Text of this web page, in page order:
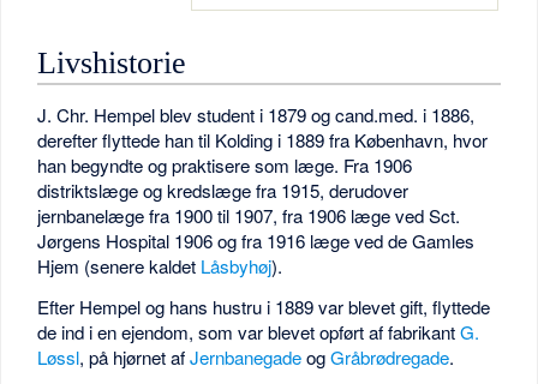
Livshistorie
J. Chr. Hempel blev student i 1879 og cand.med. i 1886,
derefter flyttede han til Kolding i 1889 fra København, hvor
han begyndte og praktisere som læge. Fra 1906
distriktslæge og kredslæge fra 1915, derudover
jernbanelæge fra 1900 til 1907, fra 1906 læge ved Sct.
Jørgens Hospital 1906 og fra 1916 læge ved de Gamles
Hjem (senere kaldet Låsbyhøj).
Efter Hempel og hans hustru i 1889 var blevet gift, flyttede
de ind i en ejendom, som var blevet opført af fabrikantG.
Løssl, på hjørnet afJernbanegadeogGråbrødregade.